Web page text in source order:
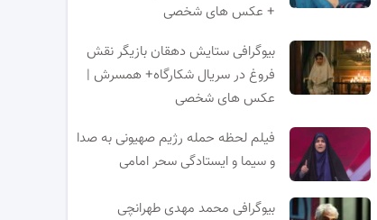
+ عکس های شخصی
بیوگرافی ستایش دهقان بازیگر نقش
فروغ در سریال شکارگاه+ همسرش |
عکس های شخصی
فیلم لحظه حمله رژیم صهیونی به صدا
و سیما و ایستادگی سحر امامی
بیوگرافی محمد مهدی طهرانچی